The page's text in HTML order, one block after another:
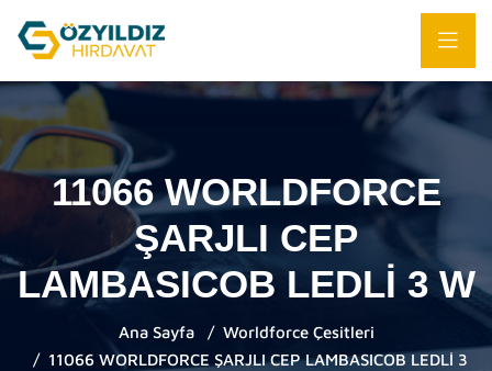
11066 WORLDFORCE
ŞARJLI CEP
LAMBASICOB LEDLİ 3 W
Ana Sayfa
Worldforce Çesitleri
11066 WORLDFORCE ŞARJLI CEP LAMBASICOB LEDLİ 3